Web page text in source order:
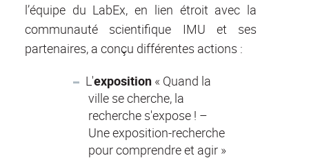
l’équipe du LabEx, en lien étroit avec la
communauté scientifique IMU et ses
partenaires, a conçu différentes actions :
L'exposition« Quand la
ville se cherche, la
recherche s'expose ! –
Une exposition-recherche
pour comprendre et agir »